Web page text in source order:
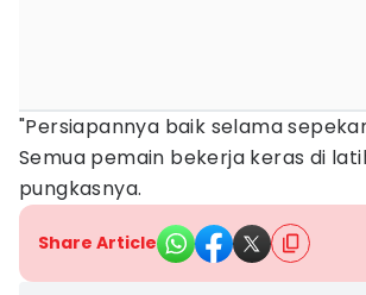
"Persiapannya baik selama
Semua pemain bekerja keras di
pungkasnya.
Share Article